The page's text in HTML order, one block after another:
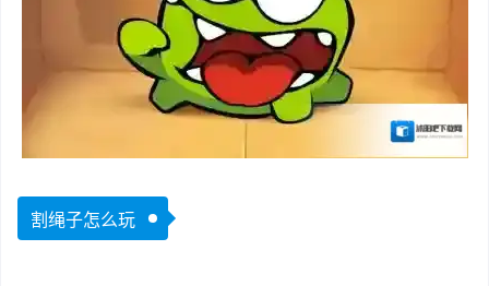
割绳子怎么玩